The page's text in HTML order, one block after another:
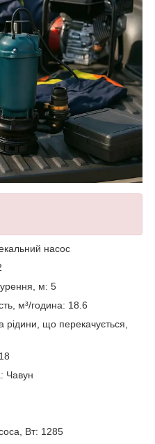
насос
м: 5
м³/година: 18.6
що перекачується,
Чавун
Вт: 1285